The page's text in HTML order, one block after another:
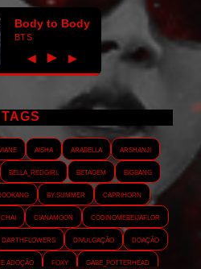
Body to Body
BTS
◀ ► ▶
TAGS
Aisha Arabella
Arshanji
Bella_RedGirl Betagem
Bigbang
By.summer
Caprihorn
Cianamoon
Codinomebeijaflor
Darthflowers Divulgação
Doação
adoção Foxy Gabe_Potterhead